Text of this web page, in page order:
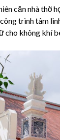
căn nhà thờ
trình tâm
cho không khí